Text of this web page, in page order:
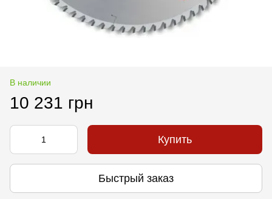
В наличии
10 231 грн
Купить
Быстрый заказ